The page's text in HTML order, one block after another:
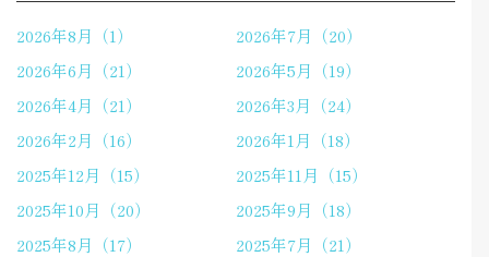
2026年8月（1）
2026年7月（20）
2026年6月（21）
2026年5月（19）
2026年4月（21）
2026年3月（24）
2026年2月（16）
2026年1月（18）
2025年12月（15）
2025年11月（15）
2025年10月（20）
2025年9月（18）
2025年8月（17）
2025年7月（21）